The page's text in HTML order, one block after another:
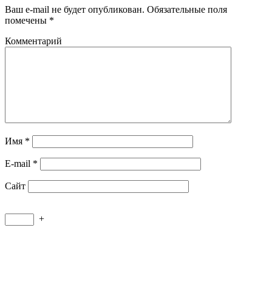
Ваш e-mail не будет опубликован. Обязательные поля
помечены *
Комментарий
Имя *
E-mail *
Сайт
+